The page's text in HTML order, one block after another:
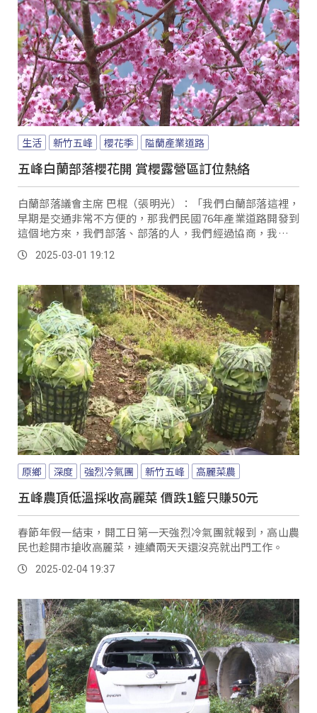
生活 新竹五峰 櫻花季 隘蘭產業道路
五峰白蘭部落櫻花開 賞櫻露營區訂位熱絡
白蘭部落議會主席 巴棍（張明光）：「我們白蘭部落這裡，
早期是交通非常不方便的，那我們民國76年產業道路開發到
這個地方來，我們部落、部落的人，我們經過協商，我們把
這個白蘭部落來給它發展起來，所以第一個我們就先種櫻
花。2025-03-01 19:12
原鄉 深度 強烈冷氣團 新竹五峰 高麗菜農
五峰農頂低溫採收高麗菜 價跌1籃只賺50元
春節年假一結束，開工日第一天強烈冷氣團就報到，高山農
民也趁開市搶收高麗菜，連續兩天天還沒亮就出門工作。
2025-02-04 19:37